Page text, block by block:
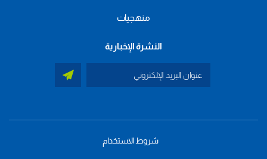
منهجيات
النشرة الإخبارية
شروط الاستخدام